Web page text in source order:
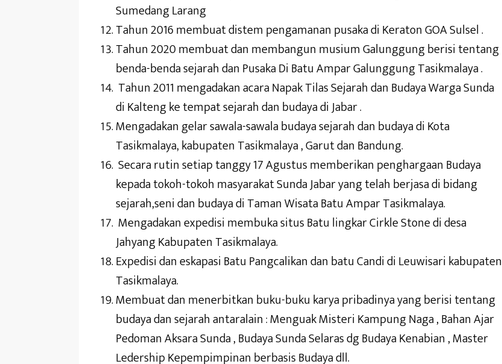
Sumedang Larang
Tahun 2016 membuat distem pengamanan pusaka di Keraton GOA Sulsel .
Tahun 2020 membuat dan membangun musium Galunggung berisi tentang
benda-benda sejarah dan Pusaka Di Batu Ampar Galunggung Tasikmalaya .
Tahun 2011 mengadakan acara Napak Tilas Sejarah dan Budaya Warga Sunda
di Kalteng ke tempat sejarah dan budaya di Jabar .
Mengadakan gelar sawala-sawala budaya sejarah dan budaya di Kota
Tasikmalaya, kabupaten Tasikmalaya , Garut dan Bandung.
Secara rutin setiap tanggy 17 Agustus memberikan penghargaan Budaya
kepada tokoh-tokoh masyarakat Sunda Jabar yang telah berjasa di bidang
sejarah,seni dan budaya di Taman Wisata Batu Ampar Tasikmalaya.
Mengadakan expedisi membuka situs Batu lingkar Cirkle Stone di desa
Jahyang Kabupaten Tasikmalaya.
Expedisi dan eskapasi Batu Pangcalikan dan batu Candi di Leuwisari kabupaten
Tasikmalaya.
Membuat dan menerbitkan buku-buku karya pribadinya yang berisi tentang
budaya dan sejarah antaralain : Menguak Misteri Kampung Naga , Bahan Ajar
Pedoman Aksara Sunda , Budaya Sunda Selaras dg Budaya Kenabian , Master
Ledership Kepempimpinan berbasis Budaya dll.